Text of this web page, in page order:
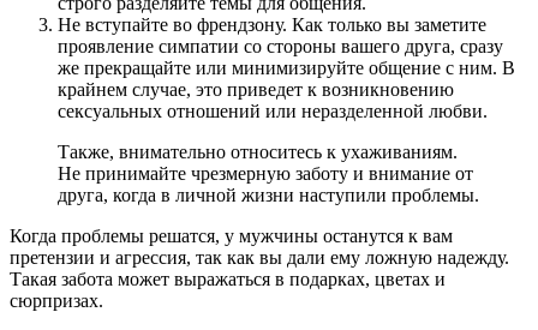
Не вступайте во френдзону. Как только вы заметите
проявление симпатии со стороны вашего друга, сразу
же прекращайте или минимизируйте общение с ним. В
крайнем случае, это приведет к возникновению
сексуальных отношений или неразделенной любви.
Также, внимательно относитесь к ухаживаниям.
Не принимайте чрезмерную заботу и внимание от
друга, когда в личной жизни наступили проблемы.
Когда проблемы решатся, у мужчины останутся к вам
претензии и агрессия, так как вы дали ему ложную надежду.
Такая забота может выражаться в подарках, цветах и
сюрпризах.